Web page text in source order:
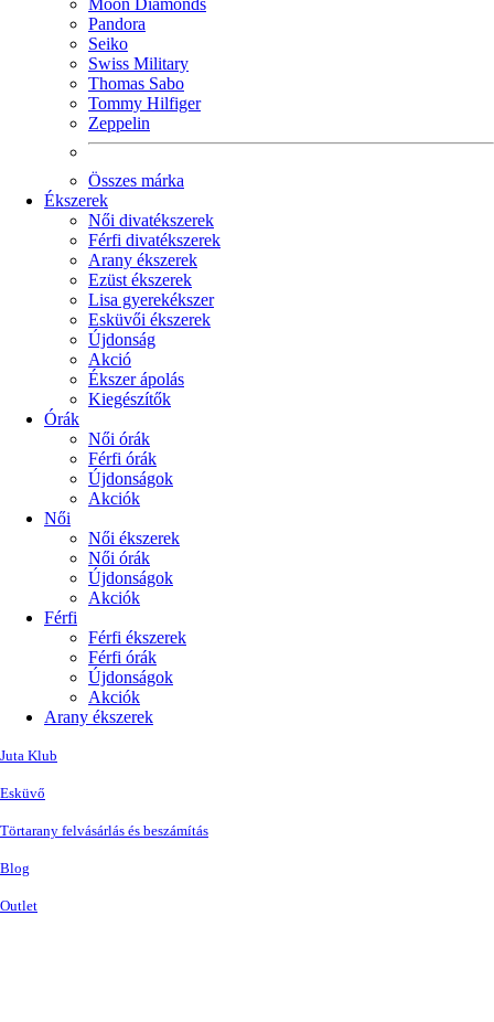
Moon Diamonds
Pandora
Seiko
Swiss Military
Thomas Sabo
Tommy Hilfiger
Zeppelin
Összes márka
Ékszerek
Női divatékszerek
Férfi divatékszerek
Arany ékszerek
Ezüst ékszerek
Lisa gyerekékszer
Esküvői ékszerek
Újdonság
Akció
Ékszer ápolás
Kiegészítők
Órák
Női órák
Férfi órák
Újdonságok
Akciók
Női
Női ékszerek
Női órák
Újdonságok
Akciók
Férfi
Férfi ékszerek
Férfi órák
Újdonságok
Akciók
Arany ékszerek
Juta Klub
Esküvő
Törtarany felvásárlás és beszámítás
Blog
Outlet